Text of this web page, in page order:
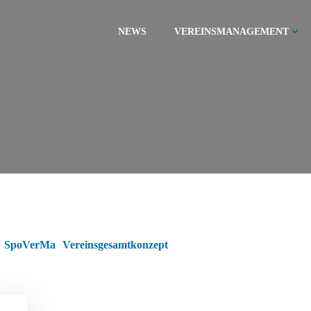
NEWS VEREINSMANAGEMENT
SpoVerMa Vereinsgesamtkonzept